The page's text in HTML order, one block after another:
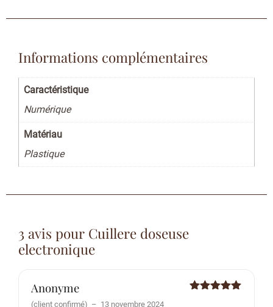
Informations complémentaires
Caractéristique
Numérique
Matériau
Plastique
3 avis pour Cuillere doseuse
electronique
Anonyme
(client confirmé) – 13 novembre 2024